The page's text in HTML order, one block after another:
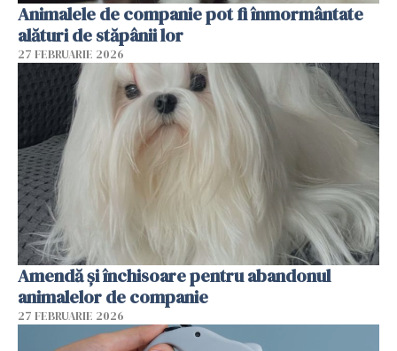
Animalele de companie pot fi înmormântate
alături de stăpânii lor
27 FEBRUARIE 2026
Amendă și închisoare pentru abandonul
animalelor de companie
27 FEBRUARIE 2026